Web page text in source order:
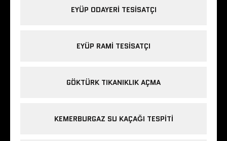
EYÜP ODAYERI TESISATÇI
EYÜP RAMI TESISATÇI
GÖKTÜRK TIKANIKLIK AÇMA
KEMERBURGAZ SU KAÇAĞI TESPITI